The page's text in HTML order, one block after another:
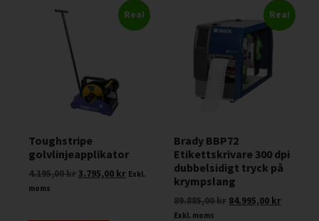
Rea!
Toughstripe
golvlinjeapplikator
4.195,00kr3.795,00 kr Exkl.
moms
Rea!
Brady BBP72
Etikettskrivare 300 dpi
dubbelsidigt tryck på
krympslang
89.885,00kr 84.995,00 kr
Exkl. moms